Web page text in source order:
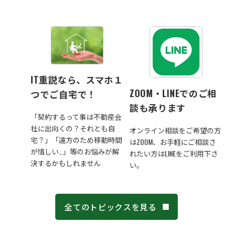
IT重説なら、スマホ１
つでご自宅で！
「契約するって事は不動産会
社に出向くの？それとも自
宅？」「遠方のため移動時間
が惜しい…」等のお悩みが解
決するかもしれません
ZOOM・LINEでのご相
談も承ります
オンライン相談をご希望の方
はZOOM、お手軽にご相談さ
れたい方はLINEをご利用下さ
い。
全てのトピックスを見る